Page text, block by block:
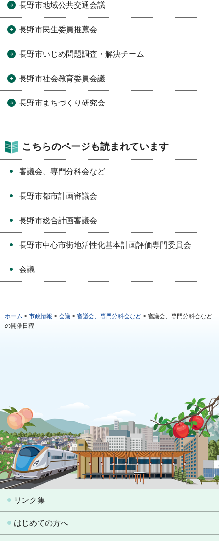
長野市地域公共交通会議
長野市民生委員推薦会
長野市いじめ問題調査・解決チーム
長野市社会教育委員会議
長野市まちづくり研究会
こちらのページも読まれています
審議会、専門分科会など
長野市都市計画審議会
長野市総合計画審議会
長野市中心市街地活性化基本計画評価専門委員会
会議
ホーム > 市政情報 > 会議 > 審議会、専門分科会など > 審議会、専門分科会など
の開催日程
リンク集
はじめての方へ